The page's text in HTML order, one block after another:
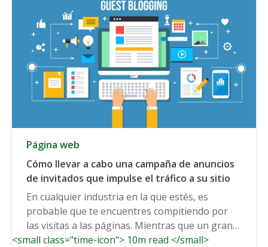
Página web
Cómo llevar a cabo una campaña de anuncios
de invitados que impulse el tráfico a su sitio
En cualquier industria en la que estés, es
probable que te encuentres compitiendo por
las visitas a las páginas. Mientras que un gran
contenido...
<small class="time-icon"> 10m read </small>